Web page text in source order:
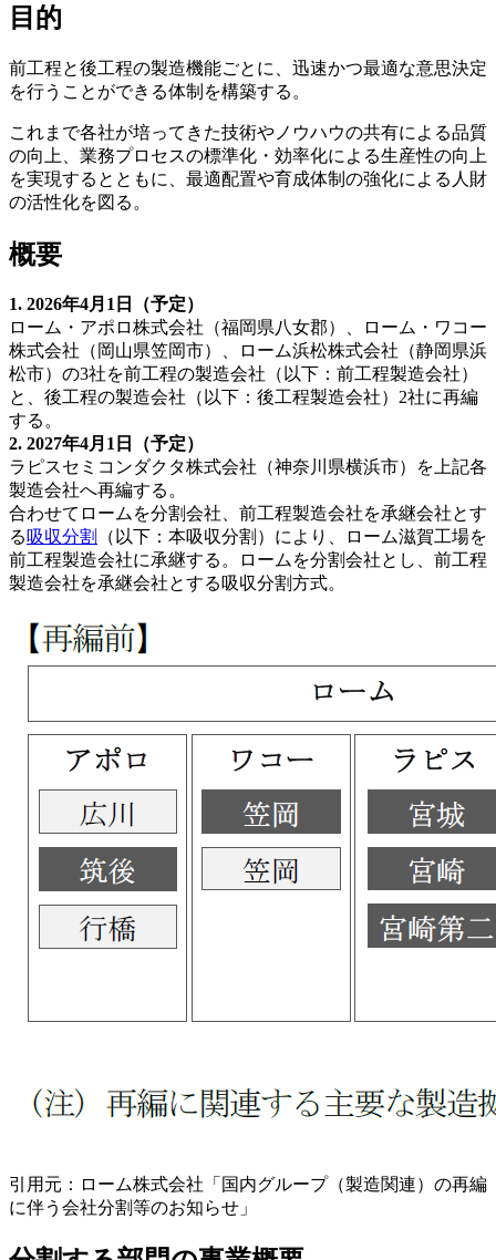
目的
前工程と後工程の製造機能ごとに、迅速かつ最適な意思決定
を行うことができる体制を構築する。
これまで各社が培ってきた技術やノウハウの共有による品質
の向上、業務プロセスの標準化・効率化による生産性の向上
を実現するとともに、最適配置や育成体制の強化による人財
の活性化を図る。
概要
1. 2026年4月1日（予定）
ローム・アポロ株式会社（福岡県八女郡）、ローム・ワコー
株式会社（岡山県笠岡市）、ローム浜松株式会社（静岡県浜
松市）の3社を前工程の製造会社（以下：前工程製造会社）
と、後工程の製造会社（以下：後工程製造会社）2社に再編
する。
2. 2027年4月1日（予定）
ラピスセミコンダクタ株式会社（神奈川県横浜市）を上記各
製造会社へ再編する。
合わせてロームを分割会社、前工程製造会社を承継会社とす
る吸収分割
（以下：本吸収分割）により、ローム滋賀工場を
前工程製造会社に承継する。ロームを分割会社とし、前工程
製造会社を承継会社とする吸収分割方式。
引用元：ローム株式会社「国内グループ（製造関連）の再編
に伴う会社分割等のお知らせ」